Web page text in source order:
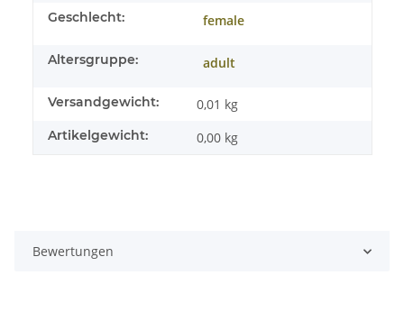
Geschlecht: female
Altersgruppe: adult
Versandgewicht: 0,01 kg
Artikelgewicht: 0,00 kg
Bewertungen